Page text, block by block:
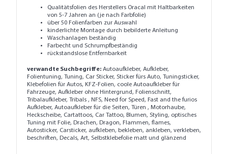
Qualitätsfolien des Herstellers Oracal mit Haltbarkeiten
von 5-7 Jahren an (je nach Farbfolie)
über 50 Folienfarben zur Auswahl
kinderlichte Montage durch bebilderte Anleitung
Waschanlagen beständig
Farbecht und Schrumpfbeständig
rückstandslose Entfernbarkeit
verwandte Suchbegriffe: Autoaufkleber, Aufkleber,
Folientuning, Tuning, Car Sticker, Sticker fürs Auto, Tuningsticker,
Klebefolien für Autos, KFZ-Folien, coole Autoaufkleber für
Fahrzeuge, Aufkleber ohne Hintergrund, Folienschnitt,
Tribalaufkleber, Tribals , NFS, Need for Speed, Fast and the furios
Aufkleber, Autoaufkleber für die Seiten, Türen , Motorhaube,
Heckscheibe, Cartattoos, Car Tattoo, Blumen, Styling, optisches
Tuning mit Folie, Drachen, Dragon, Flammen, flames,
Autosticker, Carsticker, aufkleben, bekleben, ankleben, verkleben,
beschriften, Decals, Art, Selbstklebefolie matt und glänzend